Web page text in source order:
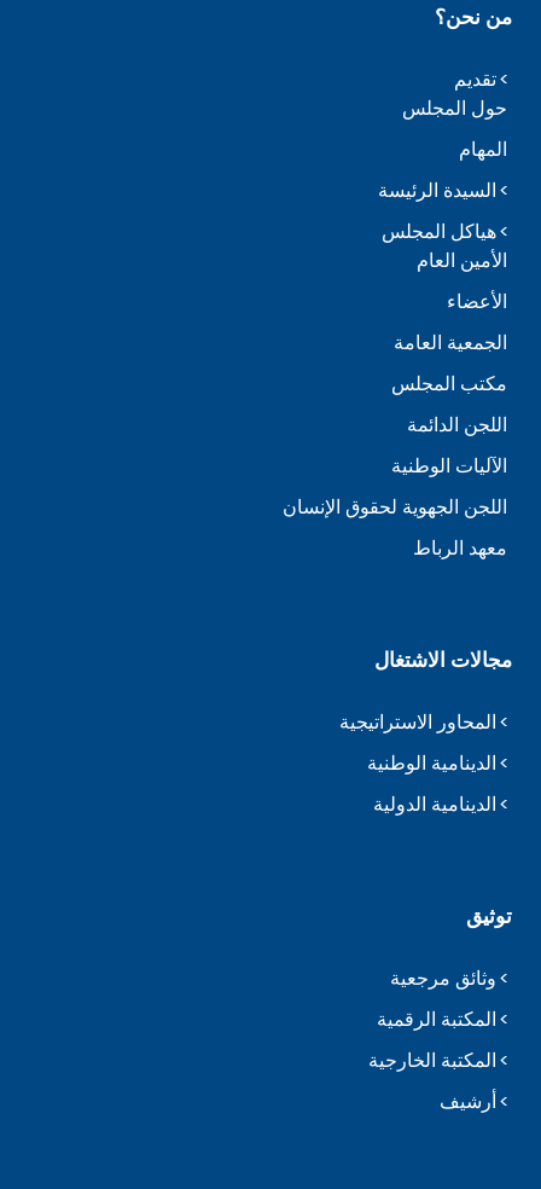
من نحن؟
تقديم
حول المجلس
المهام
السيدة الرئيسة
هياكل المجلس
الأمين العام
الأعضاء
الجمعية العامة
مكتب المجلس
اللجن الدائمة
الآليات الوطنية
اللجن الجهوية لحقوق الإنسان
معهد الرباط
مجالات الاشتغال
المحاور الاستراتيجية
الدينامية الوطنية
الدينامية الدولية
توثيق
وثائق مرجعية
المكتبة الرقمية
المكتبة الخارجية
أرشيف